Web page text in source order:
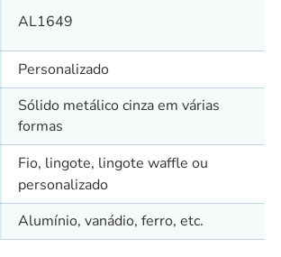
AL1649
Personalizado
Sólido metálico cinza em várias
formas
Fio, lingote, lingote waffle ou
personalizado
Alumínio, vanádio, ferro, etc.